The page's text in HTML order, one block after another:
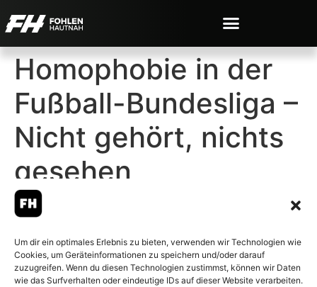
Um dir ein optimales Erlebnis zu bieten, verwenden wir Technologien wie
Cookies, um Geräteinformationen zu speichern und/oder darauf
zuzugreifen. Wenn du diesen Technologien zustimmst, können wir Daten
wie das Surfverhalten oder eindeutige IDs auf dieser Website verarbeiten.
Homophobie in der
Fußball-Bundesliga –
Nicht gehört, nichts
gesehen
© 2007-2026 Fohlen-Hautnah.de
– Alle rechte vorbehalten.